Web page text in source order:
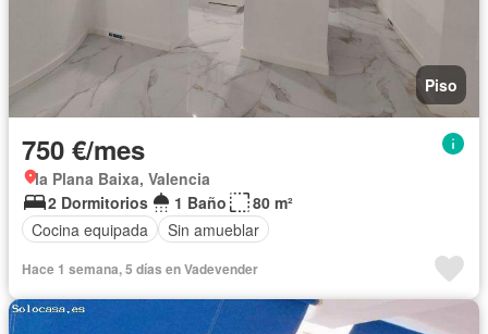
Piso
750 €/mes
la Plana Baixa, Valencia
2 Dormitorios
1 Baño
80 m²
Cocina equipada
Sin amueblar
Hace 1 semana, 5 días en Vadevender